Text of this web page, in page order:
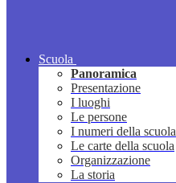
Scuola
Panoramica
Presentazione
I luoghi
Le persone
I numeri della scuola
Le carte della scuola
Organizzazione
La storia